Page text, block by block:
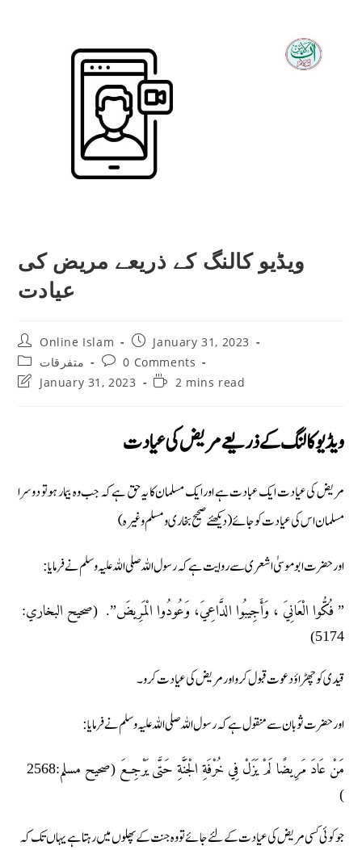
ویڈیو کالنگ کے ذریعے مریض کی
عیادت
Post
author:
Online Islam
Post
published:
January 31, 2023
Post
category:
متفرقات
Post
comments:
0 Comments
PostJanuary 31, 2023
Reading2 mins read
ویڈیو کالنگ کے ذریعے مریض کی عیادت
مریض کی عیادت ایک عبادت ہے اور ایک مسلمان کا یہ حق ہے کہ جب وہ بیمار ہو تو دوسرا
مسلمان اس کی عیادت کو جائے (دیکھئے صحیح بخاری ومسلم وغیرہ )
اور حضرت ابو موسیٰ اشعری سے روایت ہے کہ رسول اللہ صلی اللہ علیہ وسلم نے فرمایا:
” فُكُّوا الْعَانِيَ ، وَأَجِيبُوا الدَّاعِيَ، وَعُودُوا الْمَرِيضَ”. (صحيح البخاري:
5174)
قیدی کو چھڑاؤ دعوت قبول کرو اور مریض کی عیادت کرو۔
اور حضرت ثوبان سے منقول ہے کہ رسول اللہ صلی اللہ علیہ وسلم نے فرمایا:
مَنْ عَادَ مَرِيضًا لَمْ يَزَلْ فِي خُرْفَةِ الْجَنَّةِ حَتَّى يَرْجِعَ (صحيح مسلم:2568
)
جو کوئی کسی مریض کی عیادت کے لئے جائے تو وہ جنت کے پھلوں میں رہتا ہے یہاں تک کہ